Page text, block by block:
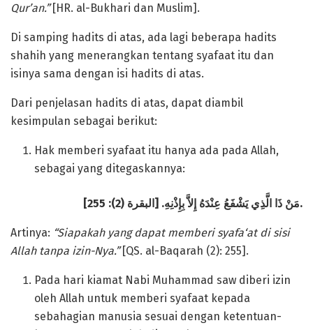
Qur’an.”[HR. al-Bukhari dan Muslim].
Di samping hadits di atas, ada lagi beberapa hadits
shahih yang menerangkan tentang syafaat itu dan
isinya sama dengan isi hadits di atas.
Dari penjelasan hadits di atas, dapat diambil
kesimpulan sebagai berikut:
Hak memberi syafaat itu hanya ada pada Allah,
sebagai yang ditegaskannya:
مَنْ ذَا الَّذِي يَشْفَعُ عِنْدَهُ إِلاَّ بِإِذْنِهِ. [البقرة (2): 255].
Artinya: “Siapakah yang dapat memberi syafa‘at di sisi
Allah tanpa izin-Nya.”[QS. al-Baqarah (2): 255].
Pada hari kiamat Nabi Muhammad saw diberi izin
oleh Allah untuk memberi syafaat kepada
sebahagian manusia sesuai dengan ketentuan-